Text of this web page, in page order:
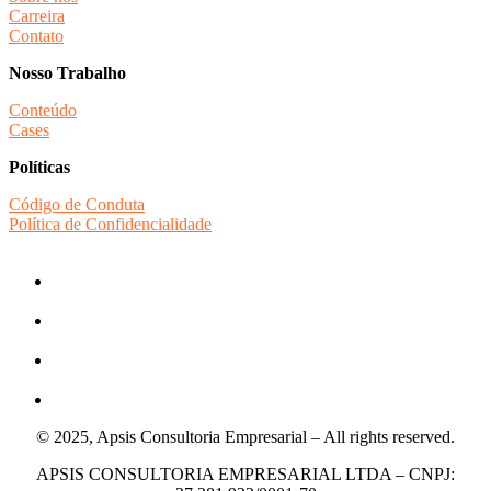
Carreira
Contato
Nosso Trabalho
Conteúdo
Cases
Políticas
Código de Conduta
Política de Confidencialidade
© 2025, Apsis Consultoria Empresarial – All rights reserved.
APSIS CONSULTORIA EMPRESARIAL LTDA – CNPJ: